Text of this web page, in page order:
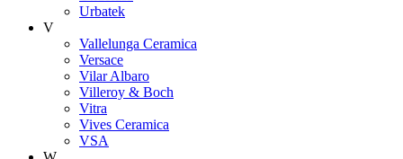
Urbatek
V
Vallelunga Ceramica
Versace
Vilar Albaro
Villeroy & Boch
Vitra
Vives Ceramica
VSA